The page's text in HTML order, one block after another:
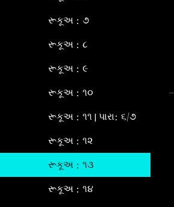
રૂકૂઅ : ૭
રૂકૂઅ : ૮
રૂકૂઅ : ૯
રૂકૂઅ : ૧૦
રૂકૂઅ : ૧૧ | પારા: ૬/૭
રૂકૂઅ : ૧૨
રૂકૂઅ : ૧૩
રૂકૂઅ : ૧૪